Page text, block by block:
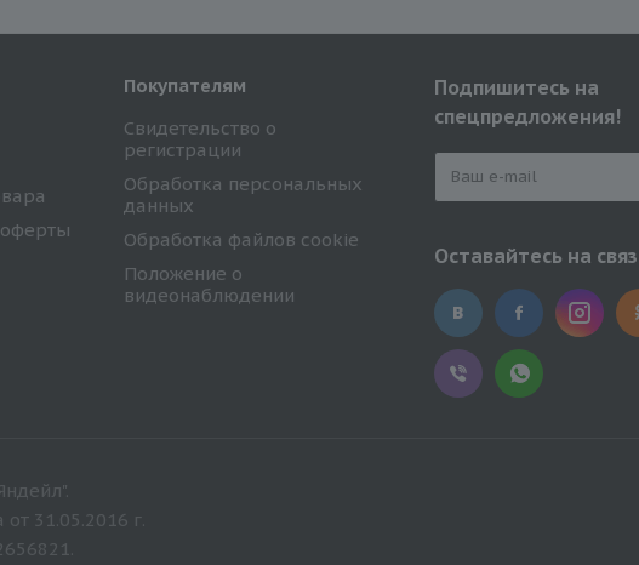
Покупателям
Свидетельство о
регистрации
Обработка персональных
данных
Обработка файлов cookie
Положение о
видеонаблюдении
Подпишитесь на
спецпредложения!
Оставайтесь на
31.05.2016 г.